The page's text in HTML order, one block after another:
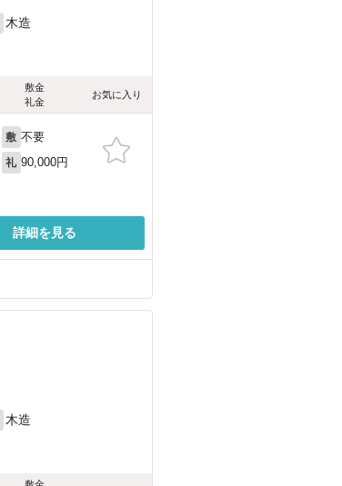
木造
敷金
礼金
お気に入り
敷 不要
礼 90,000円
詳細を見る
木造
敷金